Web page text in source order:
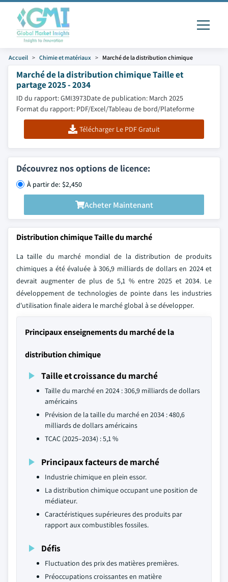
Accueil Chimie et matériaux Marché de la distribution chimique
Marché de la distribution chimique Taille et
partage 2025 - 2034
ID du rapport: GMI3973Date de publication: March 2025
Format du rapport: PDF/Excel/Tableau de bord/Plateforme
Télécharger Le PDF Gratuit
Découvrez nos options de licence:
À partir de: $2,450
Acheter Maintenant
Distribution chimique Taille du marché
La taille du marché mondial de la distribution de produits
chimiques a été évaluée à 306,9 milliards de dollars en 2024 et
devrait augmenter de plus de 5,1 % entre 2025 et 2034. Le
développement de technologies de pointe dans les industries
d'utilisation finale aidera le marché global à se développer.
Principaux enseignements du marché de la
distribution chimique
Taille et croissance du marché
Taille du marché en 2024 : 306,9 milliards de dollars
américains
Prévision de la taille du marché en 2034 : 480,6
milliards de dollars américains
TCAC (2025–2034) : 5,1 %
Principaux facteurs de marché
Industrie chimique en plein essor.
La distribution chimique occupant une position de
médiateur.
Caractéristiques supérieures des produits par
rapport aux combustibles fossiles.
Défis
Fluctuation des prix des matières premières.
Préoccupations croissantes en matière